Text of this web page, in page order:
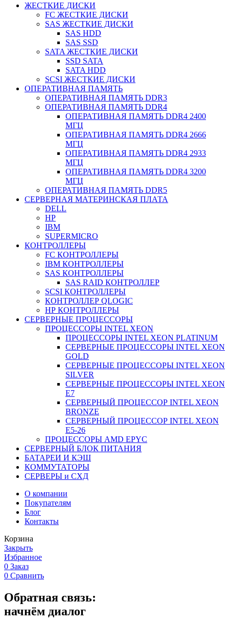
ЖЕСТКИЕ ДИСКИ
FC ЖЕСТКИЕ ДИСКИ
SAS ЖЕСТКИЕ ДИСКИ
SAS HDD
SAS SSD
SATA ЖЕСТКИЕ ДИСКИ
SSD SATA
SATA HDD
SCSI ЖЕСТКИЕ ДИСКИ
ОПЕРАТИВНАЯ ПАМЯТЬ
ОПЕРАТИВНАЯ ПАМЯТЬ DDR3
ОПЕРАТИВНАЯ ПАМЯТЬ DDR4
ОПЕРАТИВНАЯ ПАМЯТЬ DDR4 2400
МГЦ
ОПЕРАТИВНАЯ ПАМЯТЬ DDR4 2666
МГЦ
ОПЕРАТИВНАЯ ПАМЯТЬ DDR4 2933
МГЦ
ОПЕРАТИВНАЯ ПАМЯТЬ DDR4 3200
МГЦ
ОПЕРАТИВНАЯ ПАМЯТЬ DDR5
СЕРВЕРНАЯ МАТЕРИНСКАЯ ПЛАТА
DELL
HP
IBM
SUPERMICRO
КОНТРОЛЛЕРЫ
FC КОНТРОЛЛЕРЫ
IBM КОНТРОЛЛЕРЫ
SAS КОНТРОЛЛЕРЫ
SAS RAID КОНТРОЛЛЕР
SCSI КОНТРОЛЛЕРЫ
КОНТРОЛЛЕР QLOGIC
НР КОНТРОЛЛЕРЫ
СЕРВЕРНЫЕ ПРОЦЕССОРЫ
ПРОЦЕССОРЫ INTEL XEON
ПРОЦЕССОРЫ INTEL XEON PLATINUM
СЕРВЕРНЫЕ ПРОЦЕССОРЫ INTEL XEON
GOLD
СЕРВЕРНЫЕ ПРОЦЕССОРЫ INTEL XEON
SILVER
СЕРВЕРНЫЕ ПРОЦЕССОРЫ INTEL XEON
Е7
СЕРВЕРНЫЙ ПРОЦЕССОР INTEL XEON
BRONZE
СЕРВЕРНЫЙ ПРОЦЕССОР INTEL XEON
Е5-26
ПРОЦЕССОРЫ AMD EPYC
СЕРВЕРНЫЙ БЛОК ПИТАНИЯ
БАТАРЕИ И КЭШ
КОММУТАТОРЫ
СЕРВЕРЫ и СХД
О компании
Покупателям
Блог
Контакты
Корзина
Закрыть
Избранное
0 Заказ
0 Сравнить
Обратная связь:
начнём диалог